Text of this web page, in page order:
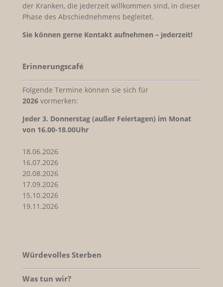
der Kranken, die jederzeit willkommen sind, in dieser
Phase des Abschiednehmens begleitet.
Sie können gerne Kontakt aufnehmen – jederzeit!
Erinnerungscafé
Folgende Termine können sie sich für
2026vormerken:
Jeder 3. Donnerstag (außer Feiertagen) im Monat
von 16.00-18.00Uhr
18.06.2026
16.07.2026
20.08.2026
17.09.2026
15.10.2026
19.11.2026
Würdevolles Sterben
Was tun wir?